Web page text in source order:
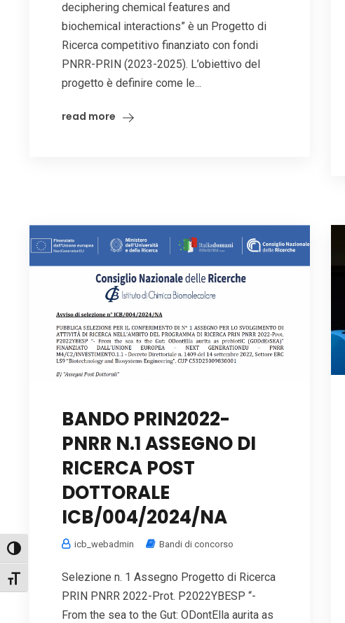
Attiva/disattiva alto contrasto
Attiva/disattiva dimensione testo
deciphering chemical features and
biochemical interactions” è un Progetto di
Ricerca competitivo finanziato con fondi
PNRR-PRIN (2023-2025). L’obiettivo del
progetto è definire come le...
read more
BANDO PRIN2022-
PNRR N.1 ASSEGNO DI
RICERCA POST
DOTTORALE
ICB/004/2024/NA
icb_webadmin Bandi di concorso
Selezione n. 1 Assegno Progetto di Ricerca
PRIN PNRR 2022-Prot. P2022YBESP “-
From the sea to the Gut: ODontElla aurita as